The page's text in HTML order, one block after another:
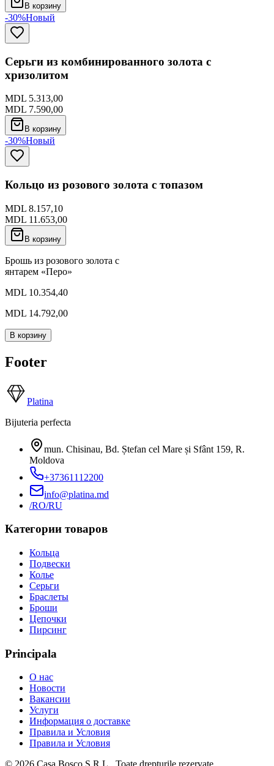
В корзину
-30%Новый
Серьги из комбинированного золота с
хризолитом
MDL 5.313,00
MDL 7.590,00
В корзину
-30%Новый
Кольцо из розового золота с топазом
MDL 8.157,10
MDL 11.653,00
В корзину
Брошь из розового золота с
янтарем «Перо»
MDL 10.354,40
MDL 14.792,00
В корзину
Footer
Platina
Bijuteria perfecta
mun. Chisinau, Bd. Ștefan cel Mare și Sfânt 159, R.
Moldova
+37361112200
info@platina.md
/RO/RU
Категории товаров
Кольца
Подвески
Колье
Серьги
Браслеты
Броши
Цепочки
Пирсинг
Principala
О нас
Новости
Вакансии
Услуги
Информация о доставке
Правила и Условия
Правила и Условия